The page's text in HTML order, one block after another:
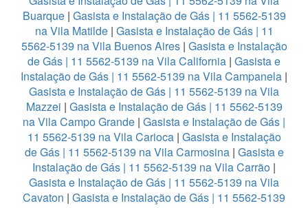
Buarque| Gasista e Instalação de Gás | 11 5562-5139
na Vila Matilde| Gasista e Instalação de Gás | 11
5562-5139 na Vila Buenos Aires| Gasista e Instalação
de Gás | 11 5562-5139 na Vila California | Gasista e
Instalação de Gás | 11 5562-5139 na Vila Campanela |
Gasista e Instalação de Gás | 11 5562-5139 na Vila
Mazzei | Gasista e Instalação de Gás | 11 5562-5139
na Vila Campo Grande | Gasista e Instalação de Gás |
11 5562-5139 na Vila Carioca| Gasista e Instalação
de Gás | 11 5562-5139 na Vila Carmosina| Gasista e
Instalação de Gás | 11 5562-5139 na Vila Carrão |
Gasista e Instalação de Gás | 11 5562-5139 na Vila
Cavaton | Gasista e Instalação de Gás | 11 5562-5139